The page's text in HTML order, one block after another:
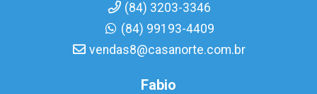
(84) 3203-3346
(84) 99193-4409
vendas8@casanorte.com.br
Fabio